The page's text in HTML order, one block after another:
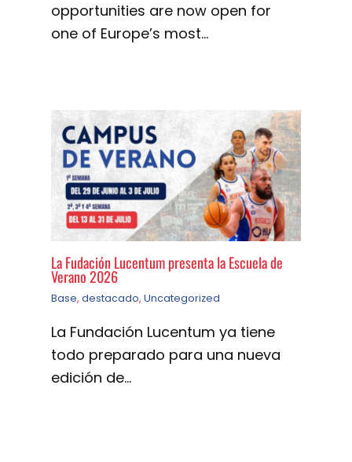
opportunities are now open for
one of Europe’s most…
La Fudación Lucentum presenta la Escuela de
Verano 2026
Base, destacado, Uncategorized
La Fundación Lucentum ya tiene
todo preparado para una nueva
edición de…